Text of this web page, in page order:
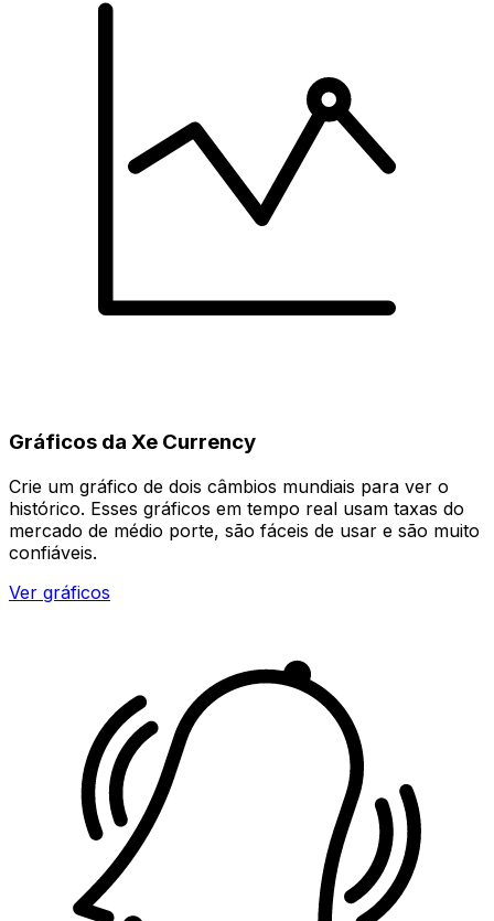
Gráficos da Xe Currency
Crie um gráfico de dois câmbios mundiais para ver o
histórico. Esses gráficos em tempo real usam taxas do
mercado de médio porte, são fáceis de usar e são muito
confiáveis.
Ver gráficos